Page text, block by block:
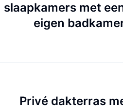
slaapkamers met
eigen
Privé dakterras